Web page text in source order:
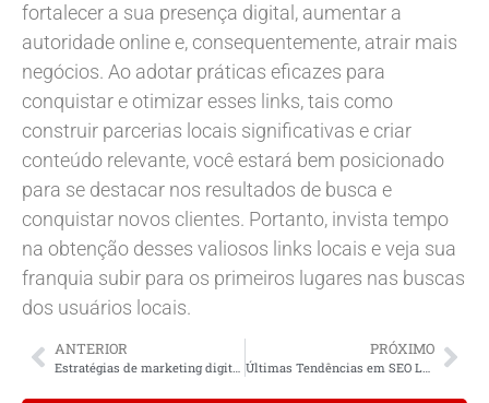
fortalecer a sua presença digital, aumentar a
autoridade online e, consequentemente, atrair mais
negócios. Ao adotar práticas eficazes para
conquistar e otimizar esses links, tais como
construir parcerias locais significativas e criar
conteúdo relevante, você estará bem posicionado
para se destacar nos resultados de busca e
conquistar novos clientes. Portanto, invista tempo
na obtenção desses valiosos links locais e veja sua
franquia subir para os primeiros lugares nas buscas
dos usuários locais.
ANTERIOR PRÓXIMO
Últimas Tendências em SEO Local para Empresas